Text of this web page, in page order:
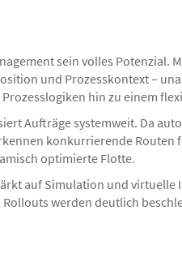
sein volles Potenzial.
und Prozesskontext –
hin zu einem
Aufträge systemweit. Da
konkurrierende Routen
optimierte Flotte.
auf Simulation und
werden deutlich